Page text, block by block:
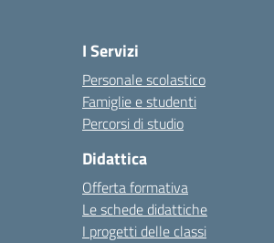
I Servizi
Personale scolastico
Famiglie e studenti
Percorsi di studio
Didattica
Offerta formativa
Le schede didattiche
I progetti delle classi